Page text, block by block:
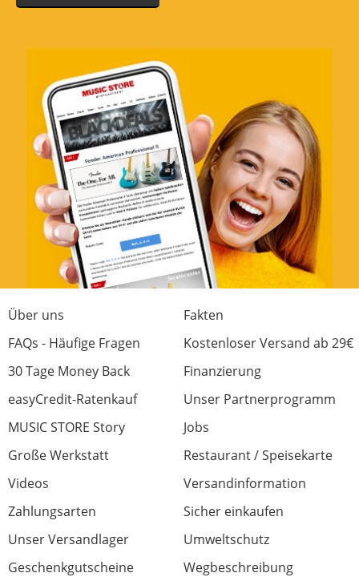
Über uns
Fakten
FAQs - Häufige Fragen
Kostenloser Versand ab 29€
30 Tage Money Back
Finanzierung
easyCredit-Ratenkauf
Unser Partnerprogramm
MUSIC STORE Story
Jobs
Große Werkstatt
Restaurant / Speisekarte
Videos
Versandinformation
Zahlungsarten
Sicher einkaufen
Unser Versandlager
Umweltschutz
Geschenkgutscheine
Wegbeschreibung